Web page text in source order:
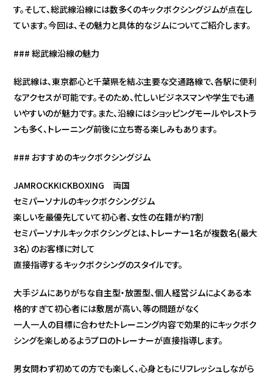
す。そして、総武線沿線には数多くのキックボクシングジムが点在し
ています。今回は、その魅力と具体的なジムについてご紹介します。
### 総武線沿線の魅力
総武線は、東京都心と千葉県を結ぶ主要な交通路線で、各駅に便利
なアクセスが可能です。そのため、忙しいビジネスマンや学生でも通
いやすいのが魅力です。また、沿線にはショッピングモールやレストラ
ンも多く、トレーニング前後に立ち寄る楽しみもあります。
### おすすめのキックボクシングジム
JAMROCKKICKBOXING 両国
セミパーソナルのキックボクシングジム
楽しいを最優先していて初心者、女性の在籍が約7割
セミパーソナルキックボクシングとは、トレーナー1名が複数名(最大
3名）のお客様に対して
直接指導するキックボクシングのスタイルです。
大手ジムにありがちな自主型・放置型、個人経営ジムによくある本
格的すぎて初心者には敷居が高い、等の問題がなく
一人一人の目標に合わせたトレーニング内容で効果的にキックボク
シングを楽しめるようプロのトレーナーが直接指導します。
男女問わず初めての方でも楽しく、心身ともにリフレッシュしながら